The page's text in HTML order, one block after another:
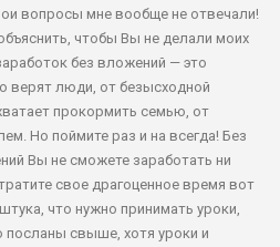
вопросы мне вообще не отвечали!
чтобы Вы не делали моих
без вложений — это
верят люди, от безысходной
прокормить семью, от
Но поймите раз и на всегда! Без
Вы не сможете заработать ни
свое драгоценное время вот
что нужно принимать уроки,
свыше, хотя уроки и